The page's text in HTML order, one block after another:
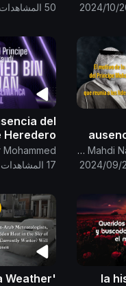
2024/10/
de la liga
50 المشاهدات
en la
Canal Oficial Del Imam Al Mahdi Nasser Mohammed
2024/09/
del
Heredero
Bin
la cumbre
17 المشاهدات
32_
Weather'